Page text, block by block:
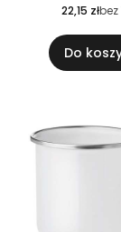
22,15 złbez
Do